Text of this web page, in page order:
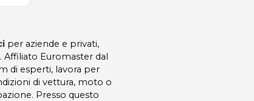
per aziende e privati,
Affiliato Euromaster dal
di esperti, lavora per
di vettura, moto o
Presso questo